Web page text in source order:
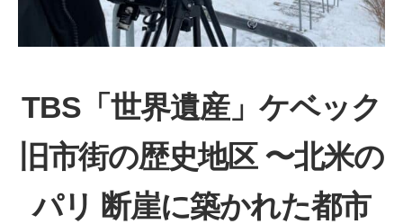
TBS「世界遺産」ケベック
旧市街の歴史地区 〜北米の
パリ 断崖に築かれた都市